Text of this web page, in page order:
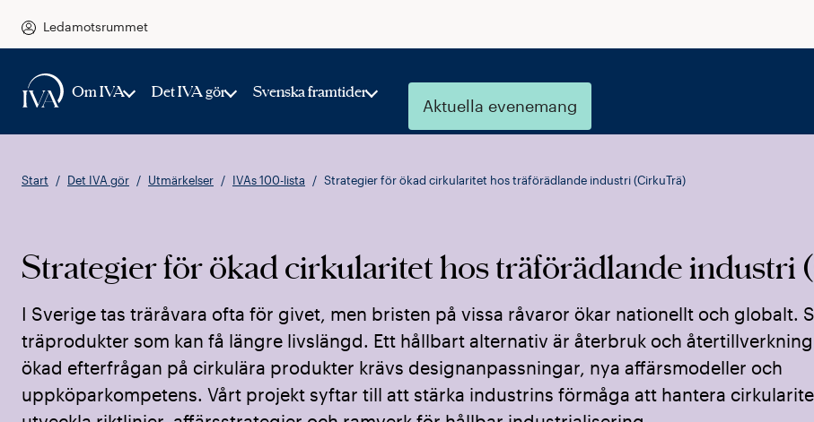
Ledamotsrummet
Om IVA Det IVA gör Svenska framtider
Aktuella evenemang
Start Det IVA gör Utmärkelser IVAs 100-lista Strategier för ökad cirkularitet hos träförädlande industri (CirkuTrä)
Strategier för ökad cirkularitet hos träförädlande industri
I Sverige tas träråvara ofta för givet, men bristen på vissa råvaror ökar nationellt och globalt.
träprodukter som kan få längre livslängd. Ett hållbart alternativ är återbruk och
ökad efterfrågan på cirkulära produkter krävs designanpassningar, nya affärsmodeller och
uppköparkompetens. Vårt projekt syftar till att stärka industrins förmåga att hantera